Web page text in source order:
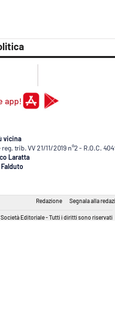
app!
vicina
trib. VV 21/11/2019 n°2 - R.O.C.
Laratta
Falduto
Redazione Segnala alla
Editoriale - Tutti i diritti sono riservati